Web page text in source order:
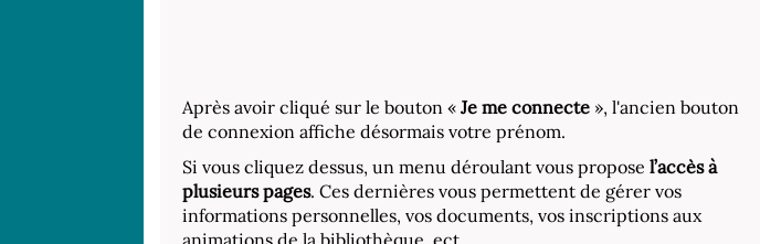
Après avoir cliqué sur le bouton « Je me connecte », l'ancien bouton
de connexion affiche désormais votre prénom.
Si vous cliquez dessus, un menu déroulant vous propose l’accès à
plusieurs pages. Ces dernières vous permettent de gérer vos
informations personnelles, vos documents, vos inscriptions aux